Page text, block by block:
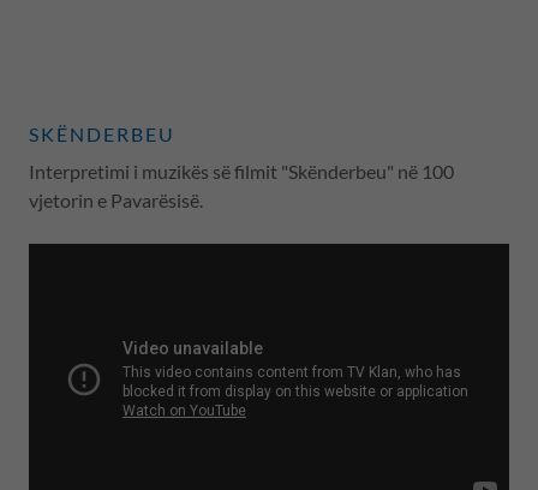
SKËNDERBEU
Interpretimi i muzikës së filmit "Skënderbeu" në 100
vjetorin e Pavarësisë.